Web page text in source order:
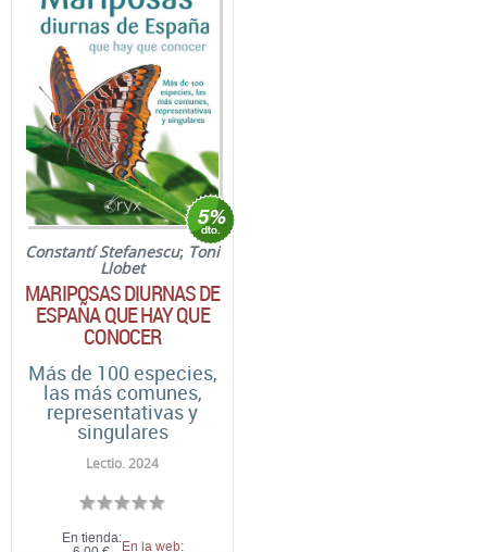
Constantí Stefanescu; Toni
Llobet
MARIPOSAS DIURNAS DE
ESPAÑA QUE HAY QUE
CONOCER
Más de 100 especies,
las más comunes,
representativas y
singulares
Lectio. 2024
En tienda:
En la web: